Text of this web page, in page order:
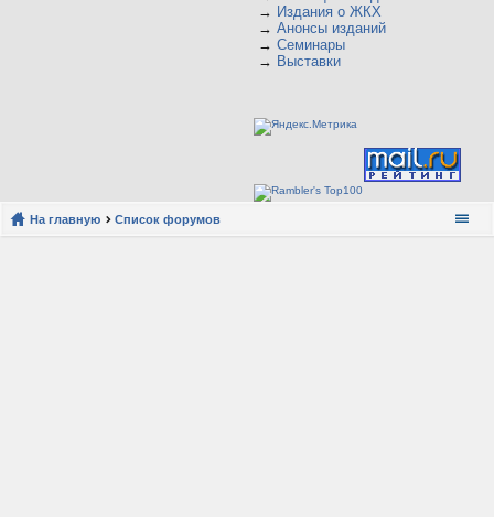
→ Издания о ЖКХ
→ Анонсы изданий
→ Семинары
→ Выставки
На главную Список форумов